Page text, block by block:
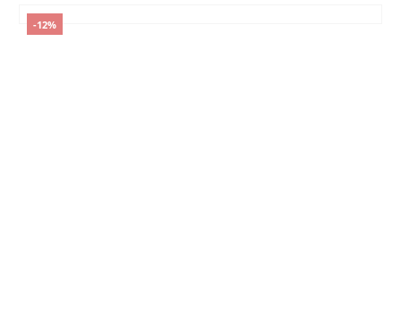
-12%